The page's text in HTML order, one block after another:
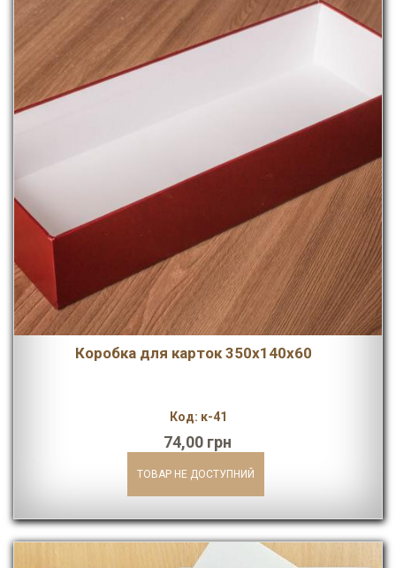
Коробка для карток 350х140х60
Код: к-41
74,00 грн